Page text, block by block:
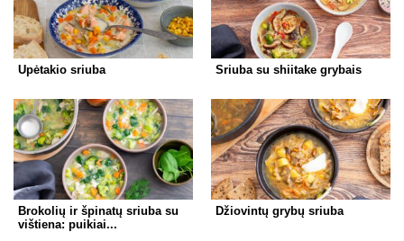
Upėtakio sriuba Sriuba su shiitake grybais
Brokolių ir špinatų sriuba su
vištiena: puikiai...
Džiovintų grybų sriuba